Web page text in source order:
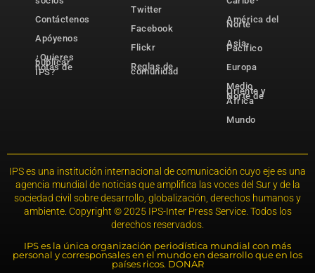
Contáctenos
Apóyenos
¿Quieres
publicar
notas de
IPS?
Twitter
Facebook
Flickr
Reglas de
comunidad
América del
Norte
Asia-
Pacífico
Europa
Medio
Oriente y
Norte de
África
Mundo
IPS es una institución internacional de comunicación cuyo eje es una
agencia mundial de noticias que amplifica las voces del Sur y de la
sociedad civil sobre desarrollo, globalización, derechos humanos y
ambiente. Copyright © 2025 IPS-Inter Press Service. Todos los
derechos reservados.
IPS es la única organización periodística mundial con más
personal y corresponsales en el mundo en desarrollo que en los
países ricos. DONAR